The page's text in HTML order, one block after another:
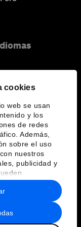
cookies
web se usan
y los
de redes
Además,
sobre el uso
nuestros
publicidad y
que les
hayan
que haya